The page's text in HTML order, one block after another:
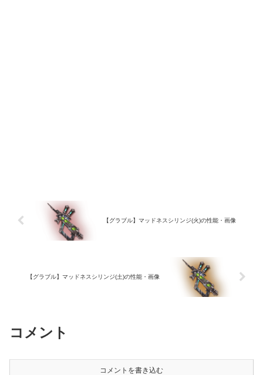
【グラブル】マッドネスシリンジ(火)の性能・画像
【グラブル】マッドネスシリンジ(土)の性能・画像
コメント
コメントを書き込む